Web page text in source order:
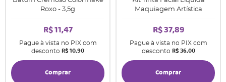
Roxo - 3,5g
R$ 11,47
Pague à vista no PIX com
desconto R$ 10,90
Comprar
Maquiagem Artística
R$ 37,89
Pague à vista no PIX com
desconto R$ 36,00
Comprar